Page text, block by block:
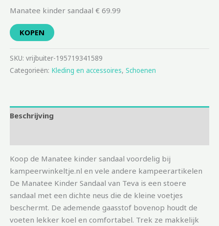
Manatee kinder sandaal € 69.99
KOPEN
SKU: vrijbuiter-195719341589
Categorieën: Kleding en accessoires, Schoenen
Beschrijving
Koop de Manatee kinder sandaal voordelig bij
kampeerwinkeltje.nl en vele andere kampeerartikelen
De Manatee Kinder Sandaal van Teva is een stoere
sandaal met een dichte neus die de kleine voetjes
beschermt. De ademende gaasstof bovenop houdt de
voeten lekker koel en comfortabel. Trek ze makkelijk